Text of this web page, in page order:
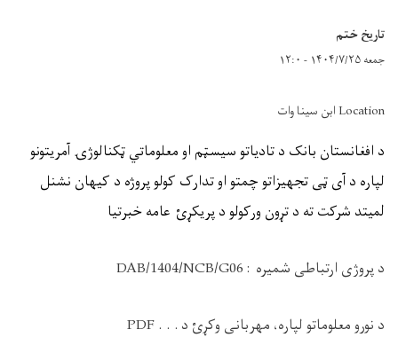
تاریخ ختم
جمعه ۱۴۰۴/۷/۲۵ - ۱۲:۰
Location ابن سینا وات
د افغانستان بانک د تادیاتو سیسټم او معلوماتي ټکنالوژۍ آمریتونو
لپاره د آی ټی تجهیزاتو چمتو او تدارک کولو پروژه د کیهان نشنل
لمیتد شرکت ته د تړون ورکولو د پریکړئ عامهخبرتیا
د پروژی ارتباطی شمیره :
DAB/1404/NCB/G06
د نورو معلوماتو لپاره، مهربانی وکړئ د PDF . . .